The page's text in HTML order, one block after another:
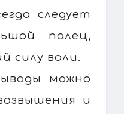
следует
палец,
силу воли.
можно
и